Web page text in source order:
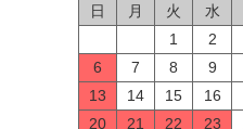
日
月 火 水
1
2
6
7 8 9
13
14 15 16
20
21 22 23